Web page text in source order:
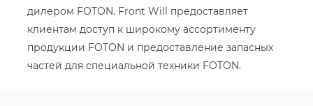
дилером FOTON. Front Will предоставляет
клиентам доступ к широкому ассортименту
продукции FOTON и предоставление запасных
частей для специальной техники FOTON.